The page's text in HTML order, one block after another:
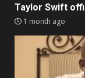
Taylor Swift
1 month ago